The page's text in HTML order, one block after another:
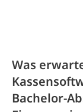
Was
Bachelor-